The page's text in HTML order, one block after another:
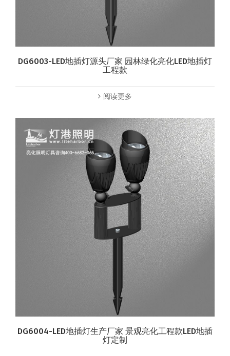
DG6003-LED地插灯源头厂家 园林绿化亮化LED地插灯
工程款
阅读更多
DG6004-LED地插灯生产厂家 景观亮化工程款LED地插
灯定制